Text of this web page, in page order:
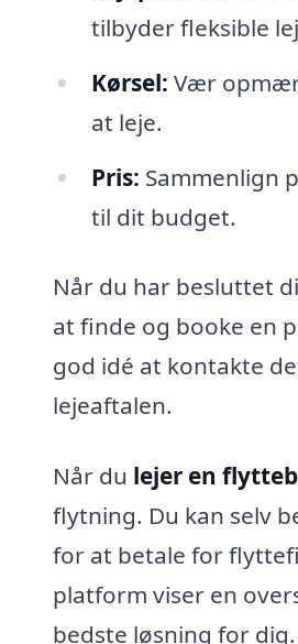
tilbyder fleksible
Kørsel: Vær
at leje.
Pris: Sammenlign
til dit budget.
Når du har besluttet
at finde og booke en
god idé at kontakte
lejeaftalen.
Når du lejer en
flytning. Du kan selv
for at betale for
platform viser en
bedste løsning for